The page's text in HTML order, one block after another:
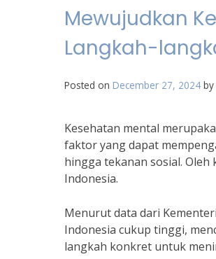
Mewujudkan
Langkah-
Posted on December 27, 2024 by
Kesehatan mental
faktor yang dapat
hingga tekanan sosial.
Indonesia.
Menurut data dari
Indonesia cukup tinggi,
langkah konkret untuk